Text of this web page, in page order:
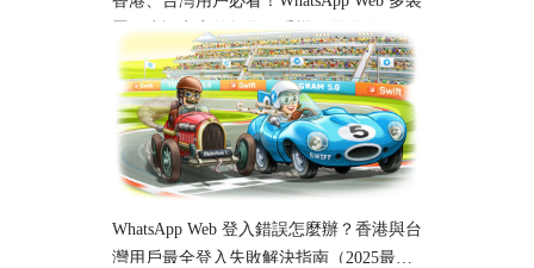
置同步設定完整教學｜手機、電腦跨平台
使用指南
WhatsApp Web 登入錯誤怎麼辦？香港與台
灣用戶最全登入失敗解決指南（2025最